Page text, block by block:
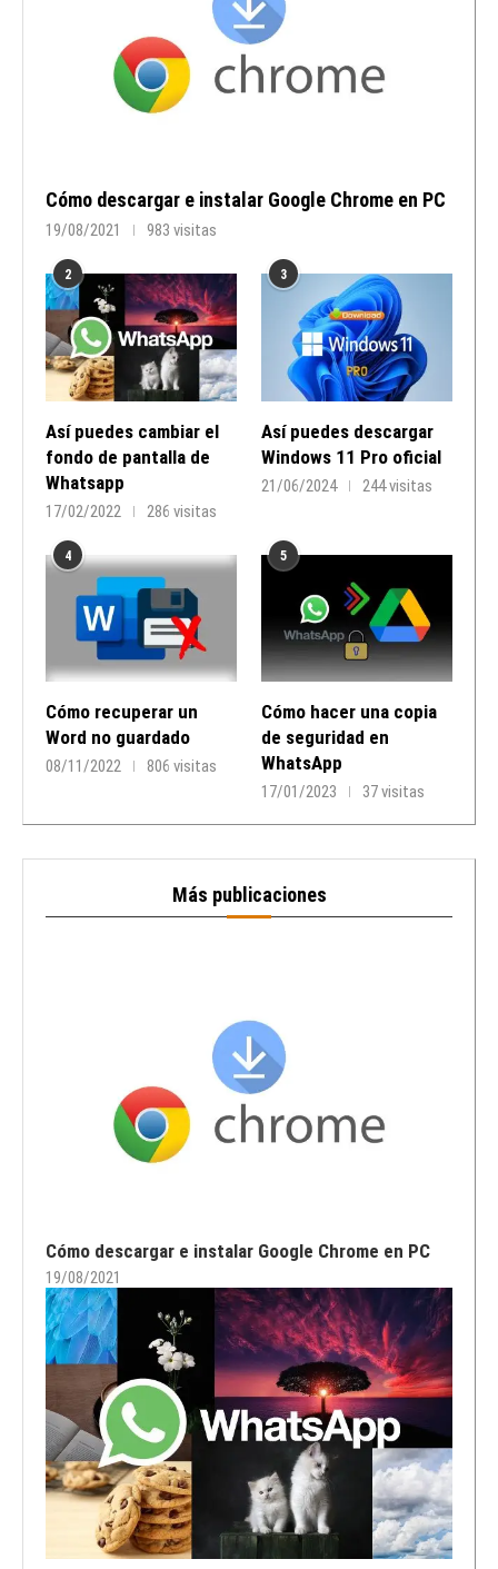
Cómo descargar e instalar Google Chrome en PC
19/08/2021 983 visitas
2
Así puedes cambiar el
fondo de pantalla de
Whatsapp
17/02/2022 286 visitas
3
Así puedes descargar
Windows 11 Pro oficial
21/06/2024 244 visitas
4
Cómo recuperar un
Word no guardado
08/11/2022 806 visitas
5
Cómo hacer una copia
de seguridad en
WhatsApp
17/01/2023 37 visitas
Más publicaciones
Cómo descargar e instalar Google Chrome en PC
19/08/2021